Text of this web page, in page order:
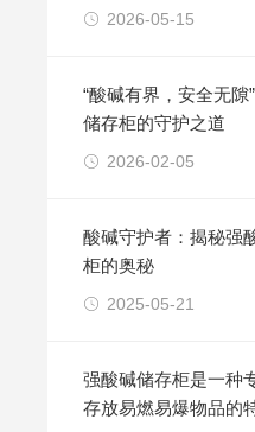
2026-05-15
“酸碱有界，安全无隙
储存柜的守护之道
2026-02-05
酸碱守护者：揭秘强
柜的奥秘
2025-05-21
强酸碱储存柜是一种
存放易燃易爆物品的